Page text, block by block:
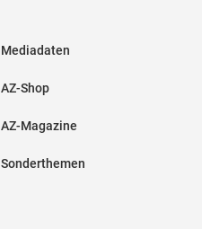
Mediadaten
AZ-Shop
AZ-Magazine
Sonderthemen